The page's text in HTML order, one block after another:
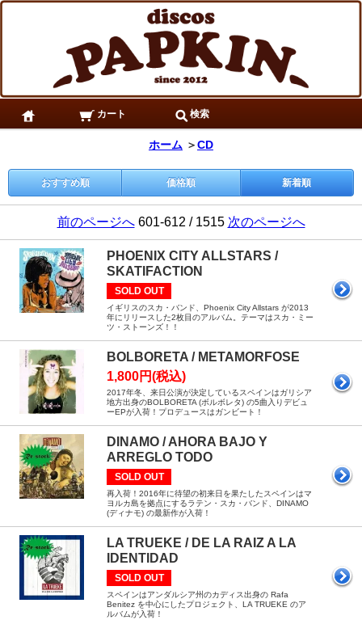
カート 検索
ホーム ＞CD
おすすめ順 価格順 新着順
前のページへ601-612 / 1515 次のページへ
PHOENIX CITY ALLSTARS /
SKATIFACTION
SOLD OUT
イギリスのスカ・バンド、Phoenix City Allstars が2013
年にリリースした2枚目のアルバム。テーマはスカ・ミー
ツ・ストーンズ！！
BOLBORETA / METAMORFOSE
1,800円(税込)
2017年冬、来日公演が決定しているスペインはガリシア
地方出身のBOLBORETA (ボルボレタ) の5曲入りデビュ
ーEPが入荷！プロデュースはガンビート！
DINAMO / AHORA BAJO Y
ARREGLO TODO
SOLD OUT
再入荷！2016年に待望の初来日を果たしたスペインはマ
ヨルカ島を拠点にするラテン・スカ・バンド、DINAMO
(ディナモ) の最新作が入荷！
LA TRUEKE / DE LA RAIZ A LA
IDENTIDAD
SOLD OUT
スペインはアンダルシア州のカディス出身の Rafa
Benitez を中心にしたプロジェクト、LA TRUEKE のア
ルバムが入荷！